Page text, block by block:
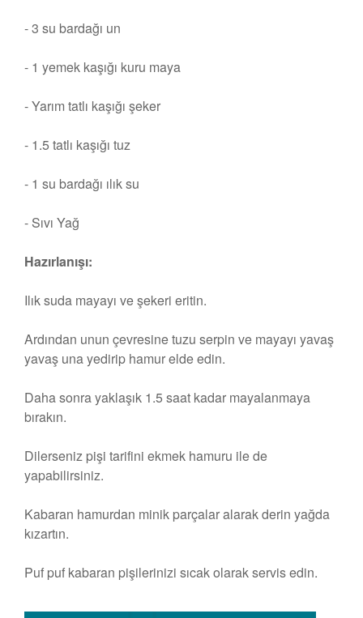
- 3 su bardağı un
- 1 yemek kaşığı kuru maya
- Yarım tatlı kaşığı şeker
- 1.5 tatlı kaşığı tuz
- 1 su bardağı ılık su
- Sıvı Yağ
Hazırlanışı:
Ilık suda mayayı ve şekeri eritin.
Ardından unun çevresine tuzu serpin ve mayayı yavaş
yavaş una yedirip hamur elde edin.
Daha sonra yaklaşık 1.5 saat kadar mayalanmaya
bırakın.
Dilerseniz pişi tarifini ekmek hamuru ile de
yapabilirsiniz.
Kabaran hamurdan minik parçalar alarak derin yağda
kızartın.
Puf puf kabaran pişilerinizi sıcak olarak servis edin.